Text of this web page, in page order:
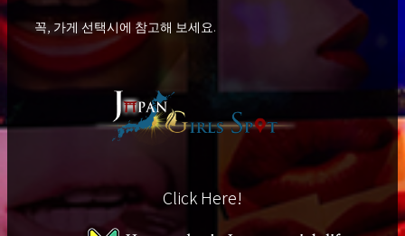
꼭, 가게 선택시에 참고해 보세요.
Click Here!